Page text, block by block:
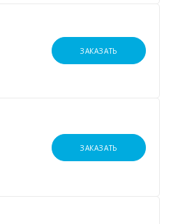
ЗАКАЗАТЬ
ЗАКАЗАТЬ